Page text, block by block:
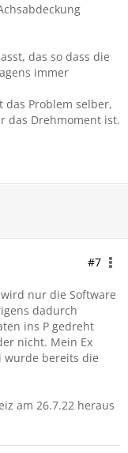
das so dass die
immer
Problem selber,
das Drehmoment ist.
#7
nur die Software
dadurch
ins P gedreht
nicht. Mein Ex
wurde bereits die
am 26.7.22 heraus